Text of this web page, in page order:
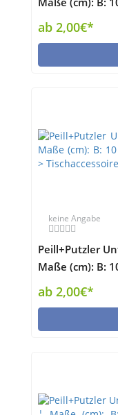
Helfer >
ab 2,00€*
keine Angabe
Peill+Putzler
Maße (cm): B:
Helfer >
ab 2,00€*